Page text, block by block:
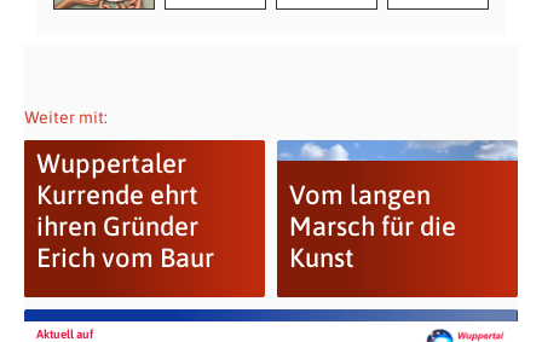
Weiter mit:
Wuppertaler
Kurrende ehrt
ihren Gründer
Erich vom Baur
Vom langen
Marsch für die
Kunst
Aktuell auf